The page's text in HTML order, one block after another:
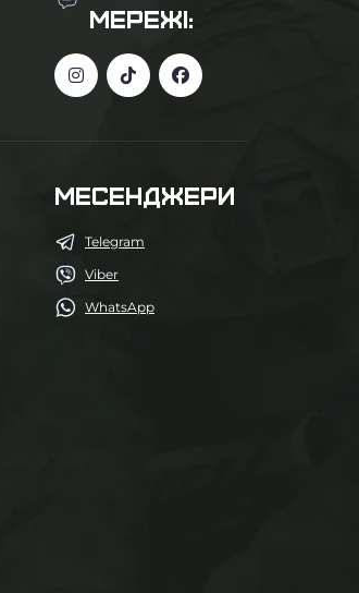
МЕРЕЖІ:
МЕСЕНДЖЕРИ
Telegram
Viber
WhatsApp